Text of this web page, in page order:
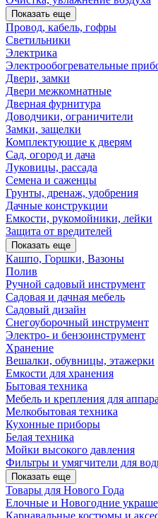
Показать еще
Провод, кабель, гофры
Светильники
Электрика
Электрообогревательные
Двери, замки
Двери межкомнатные
Дверная фурнитура
Доводчики, ограничители
Замки, защелки
Комплектующие к дверям
Сад, огород и дача
Луковицы, рассада
Семена и саженцы
Грунты, дренаж, удобрения
Дачные конструкции
Емкости, рукомойники, лейки
Защита от вредителей
Показать еще
Кашпо, Горшки, Вазоны
Полив
Ручной садовый инструмент
Садовая и дачная мебель
Садовый дизайн
Снегоуборочный инструмент
Электро- и бензоинструмент
Хранение
Вешалки, обувницы, этажерки
Емкости для хранения
Бытовая техника
Мебель и крепления для
Мелкобытовая техника
Кухонные приборы
Белая техника
Мойки высокого давления
Фильтры и умягчители для
Показать еще
Товары для Нового Года
Елочные и Новогодние
Карнавальные костюмы и